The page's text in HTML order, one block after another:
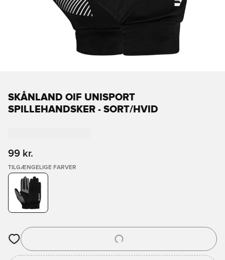
SKÅNLAND OIF UNISPORT
SPILLEHANDSKER - SORT/HVID
99 kr.
TILGÆNGELIGE FARVER
Åbner en Modal til at logge ind eller tilmelde dig som medlem